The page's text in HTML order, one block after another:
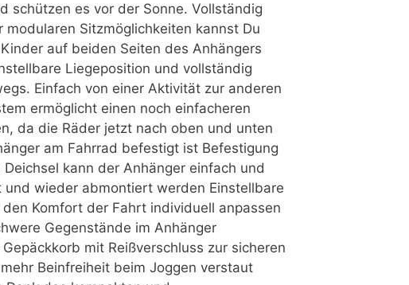
schützen es vor der Sonne. Vollständig
Sitzmöglichkeiten kannst Du
auf beiden Seiten des Anhängers
Liegeposition und vollständig
Einfach von einer Aktivität zur anderen
ermöglicht einen noch einfacheren
da die Räder jetzt nach oben und unten
am Fahrrad befestigt ist Befestigung
kann der Anhänger einfach und
wieder abmontiert werden Einstellbare
Komfort der Fahrt individuell anpassen
Gegenstände im Anhänger
mit Reißverschluss zur sicheren
Beinfreiheit beim Joggen verstaut